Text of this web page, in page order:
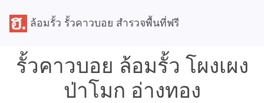
ล้อมรั้ว รั้วคาวบอย สำรวจพื้นที่ฟรี
รั้วคาวบอย ล้อมรั้ว โผงเผง
ป่าโมก อ่างทอง